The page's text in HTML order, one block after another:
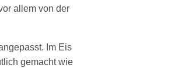
allem von der
Im Eis
gemacht wie